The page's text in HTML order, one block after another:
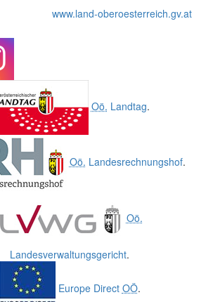
www.land-oberoesterreich.gv.at
Oö. Landtag.
Oö. Landesrechnungshof.
Oö.
Landesverwaltungsgericht.
Europe Direct OÖ.